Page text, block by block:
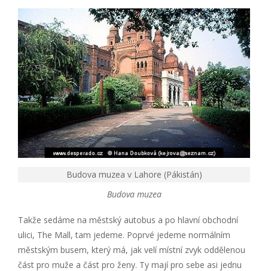
Budova muzea v Lahore (Pákistán)
Budova muzea
Takže sedáme na městský autobus a po hlavní obchodní
ulici, The Mall, tam jedeme. Poprvé jedeme normálním
městským busem, který má, jak velí místní zvyk oddělenou
část pro muže a část pro ženy. Ty mají pro sebe asi jednu